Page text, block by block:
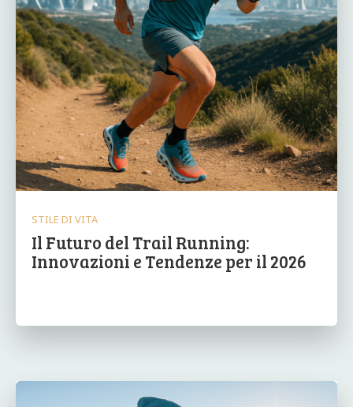
STILE DI VITA
Il Futuro del Trail Running:
Innovazioni e Tendenze per il 2026